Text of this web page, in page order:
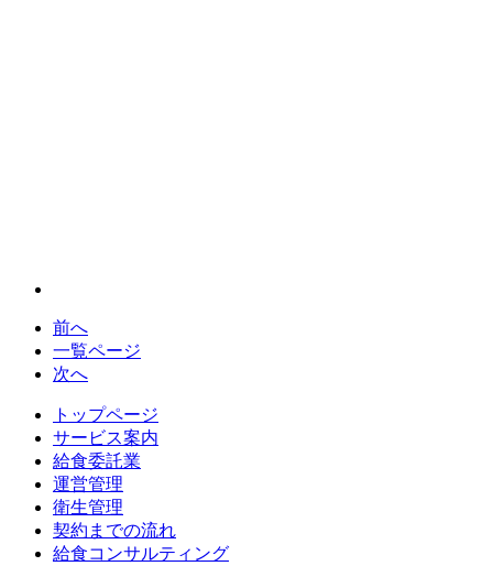
前へ
一覧ページ
次へ
トップページ
サービス案内
給食委託業
運営管理
衛生管理
契約までの流れ
給食コンサルティング